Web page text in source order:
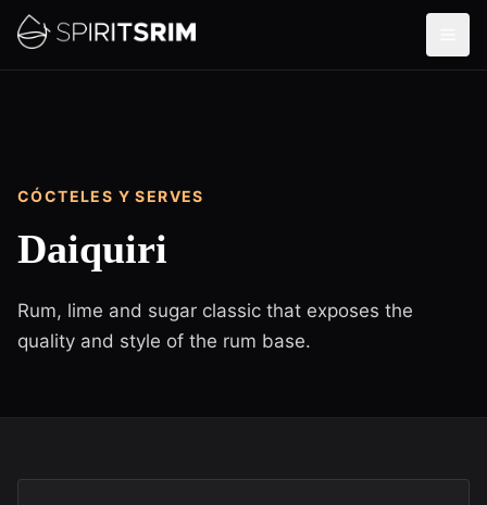
CÓCTELES Y SERVES
Daiquiri
Rum, lime and sugar classic that exposes the
quality and style of the rum base.